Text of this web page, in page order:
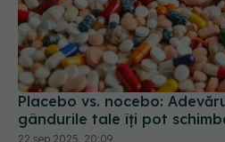
Placebo vs. nocebo:
gândurile tale îți pot
22 sep 2025, 20:09